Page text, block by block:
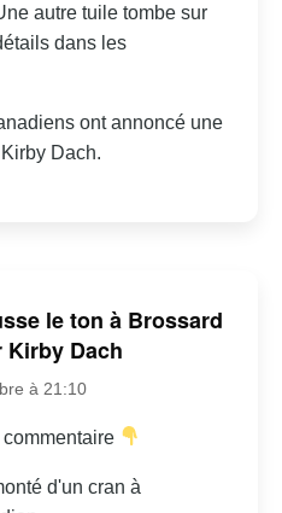
autre tuile tombe sur
dans les
ont annoncé une
Dach.
le ton à Brossard
Kirby Dach
à 21:10
d'un cran à